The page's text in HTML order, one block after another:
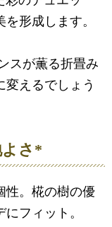
形成します。
スが薫る折畳み
変えるでしょう
さ*
性。椛の樹の優
フィット。